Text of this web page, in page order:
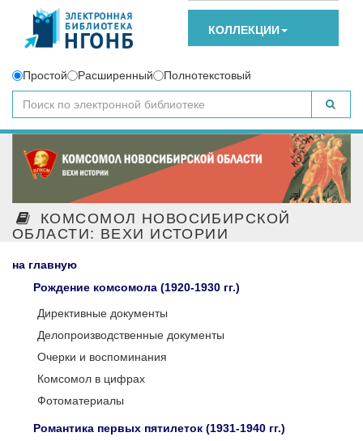
КОЛЛЕКЦИИ
Простой Расширенный Полнотекстовый
КОМСОМОЛ НОВОСИБИРСКОЙ
ОБЛАСТИ: ВЕХИ ИСТОРИИ
на главную
Рождение комсомола (1920-1930 гг.)
Директивные документы
Делопроизводственные документы
Очерки и воспоминания
Комсомол в цифрах
Фотоматериалы
Романтика первых пятилеток (1931-1940 гг.)